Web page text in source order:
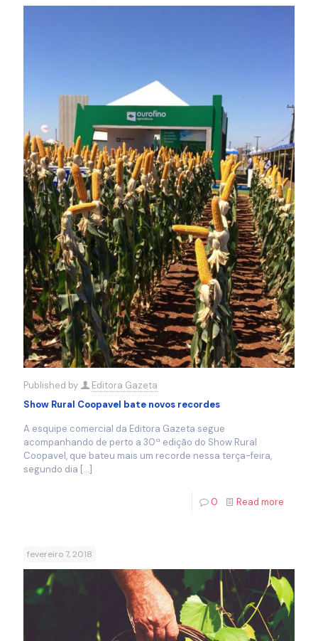
Published by
Editora Gazeta
Show Rural Coopavel bate novos recordes
A esquipe comercial da Editora Gazeta segue
acompanhando de perto a 30ª edição do Show Rural
Coopavel, que bateu mais um recorde nessa terça-feira,
segundo dia […]
0 Read more
fevereiro 7, 2018